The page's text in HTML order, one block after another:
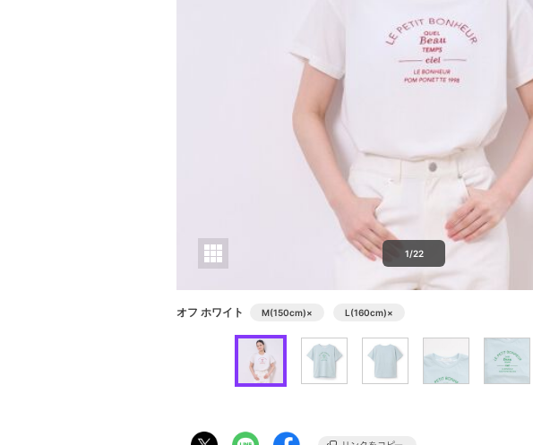
1/22
オフ ホワイト M(150cm)× L(160cm)×